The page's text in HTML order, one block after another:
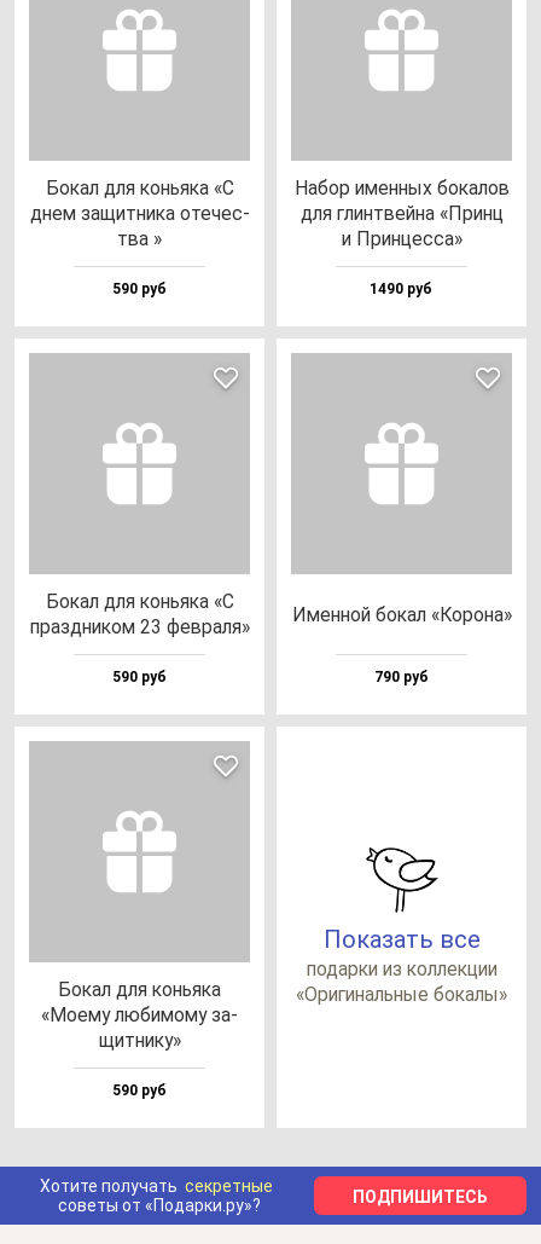
Бокал для конь­яка «С
днем за­щит­ни­ка оте­чес­
тва »
590 руб
Набор имен­ных бо­ка­лов
для глин­твей­на «Принц
и Прин­цес­са»
1490 руб
Бокал для конь­яка «С
праз­дни­ком 23 фев­ра­ля»
590 руб
Имен­ной бо­кал «Коро­на»
790 руб
Бокал для конь­яка
«Моему лю­би­мо­му за­
щит­ни­ку»
590 руб
Показать все
по­дар­ки из кол­лек­ции
«Ори­ги­наль­ные бо­ка­лы»
Хотите получать секретные
советы от «Подарки.ру»?
ПОДПИШИТЕСЬ